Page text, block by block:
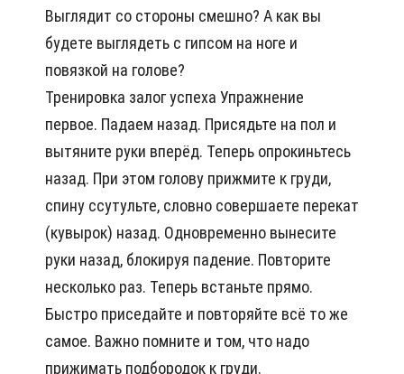
Выглядит со стороны смешно? А как вы
будете выглядеть с гипсом на ноге и
повязкой на голове?
Тренировка залог успеха Упражнение
первое. Падаем назад. Присядьте на пол и
вытяните руки вперёд. Теперь опрокиньтесь
назад. При этом голову прижмите к груди,
спину ссутульте, словно совершаете перекат
(кувырок) назад. Одновременно вынесите
руки назад, блокируя падение. Повторите
несколько раз. Теперь встаньте прямо.
Быстро приседайте и повторяйте всё то же
самое. Важно помните и том, что надо
прижимать подбородок к груди.